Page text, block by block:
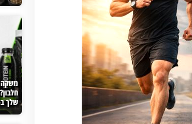
משקה
שלך ב-